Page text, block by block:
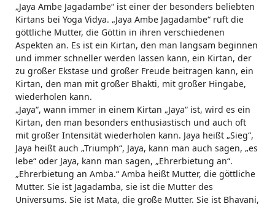
„Jaya Ambe Jagadambe“ ist einer der besonders beliebten
Kirtans bei Yoga Vidya. „Jaya Ambe Jagadambe“ ruft die
göttliche Mutter, die Göttin in ihren verschiedenen
Aspekten an. Es ist ein Kirtan, den man langsam beginnen
und immer schneller werden lassen kann, ein Kirtan, der
zu großer Ekstase und großer Freude beitragen kann, ein
Kirtan, den man mit großer Bhakti, mit großer Hingabe,
wiederholen kann.
„Jaya“, wann immer in einem Kirtan „Jaya“ ist, wird es ein
Kirtan, den man besonders enthusiastisch und auch oft
mit großer Intensität wiederholen kann. Jaya heißt „Sieg“,
Jaya heißt auch „Triumph“, Jaya, kann man auch sagen, „es
lebe“ oder Jaya, kann man sagen, „Ehrerbietung an“.
„Ehrerbietung an Amba.“ Amba heißt Mutter, die göttliche
Mutter. Sie ist Jagadamba, sie ist die Mutter des
Universums. Sie ist Mata, die große Mutter. Sie ist Bhavani,